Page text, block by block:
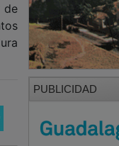
de
PUBLICIDAD